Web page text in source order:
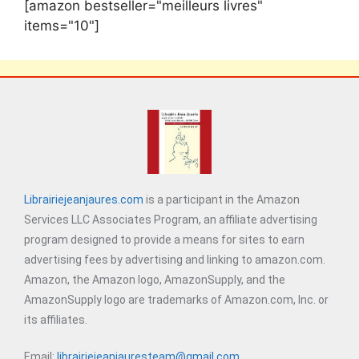
[amazon bestseller="meilleurs livres"
items="10"]
Librairiejeanjaures.com is a participant in the Amazon
Services LLC Associates Program, an affiliate advertising
program designed to provide a means for sites to earn
advertising fees by advertising and linking to amazon.com.
Amazon, the Amazon logo, AmazonSupply, and the
AmazonSupply logo are trademarks of Amazon.com, Inc. or
its affiliates.
Email: librairiejeanjauresteam@gmail.com